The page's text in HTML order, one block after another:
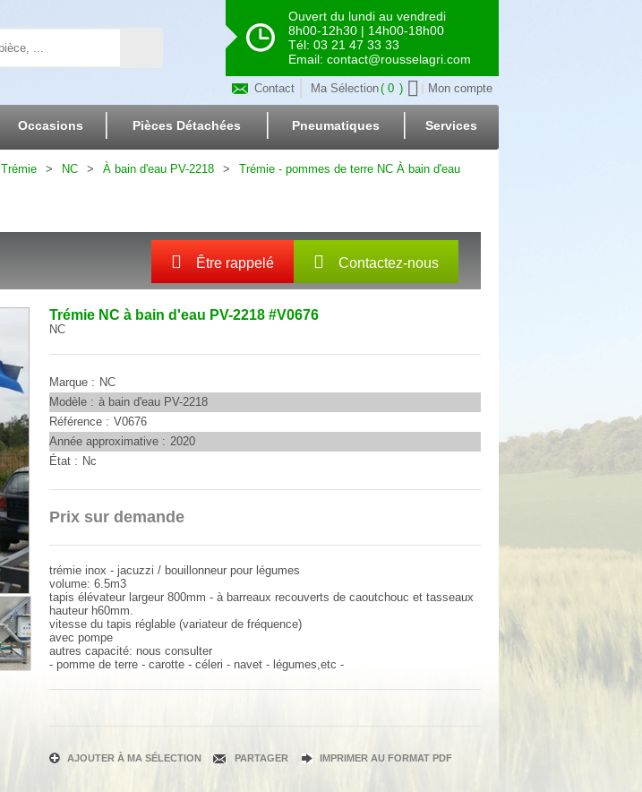
Ouvert du lundi au vendredi
8h00-12h30 | 14h00-18h00
Tél: 03 21 47 33 33
Email: contact@rousselagri.com
Contact Ma Sélection 0 Mon compte
Occasions Pièces Détachées Pneumatiques Services
Trémie NC À bain d'eau PV-2218 Trémie - pommes de terre NC À bain d'eau
Être rappelé Contactez-nous
Trémie NC à bain d'eau PV-2218 #V0676
NC
Prix sur demande
AJOUTER À MA SÉLECTION PARTAGER IMPRIMER AU FORMAT PDF
trémie inox - jacuzzi / bouillonneur pour légumes
volume: 6.5m3
tapis élévateur largeur 800mm - à barreaux recouverts de caoutchouc et tasseaux
hauteur h60mm.
vitesse du tapis réglable (variateur de fréquence)
avec pompe
autres capacité: nous consulter
- pomme de terre - carotte - céleri - navet - légumes,etc -
Marque
NC
Modèle
à bain d'eau PV-2218
Référence
V0676
Année approximative
2020
État
Nc